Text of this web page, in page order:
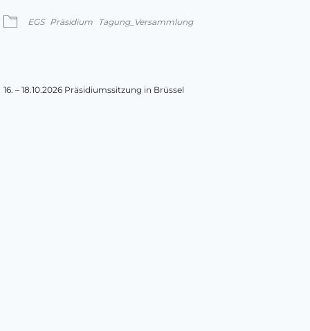
EGS Präsidium Tagung_Versammlung
16. – 18.10.2026 Präsidiumssitzung in Brüssel